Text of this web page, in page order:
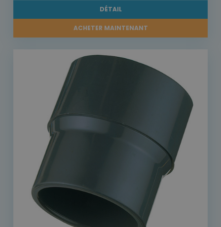
DÉTAIL
ACHETER MAINTENANT